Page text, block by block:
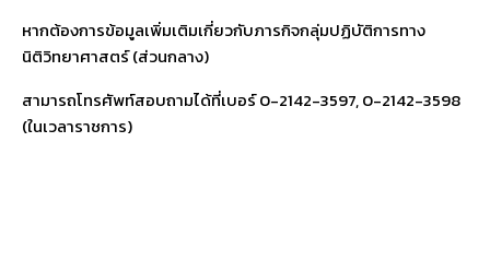
หากต้องการข้อมูลเพิ่มเติมเกี่ยวกับภารกิจกลุ่มปฏิบัติการทาง
นิติวิทยาศาสตร์ (ส่วนกลาง)
สามารถโทรศัพท์สอบถามได้ที่เบอร์ 0-2142-3597, 0-2142-3598
(ในเวลาราชการ)